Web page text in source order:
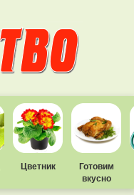
Цветник
Готовим
вкусно